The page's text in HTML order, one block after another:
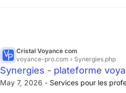
Cristal Voyance com
voyance-pro.com › Synergies.php
Synergies - plateforme
May 7, 2026 - Services pour les